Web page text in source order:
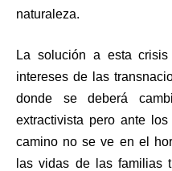
naturaleza.
La solución a esta crisis
intereses de las
donde se deberá
extractivista pero ante
camino no se ve en el
las vidas de las familias